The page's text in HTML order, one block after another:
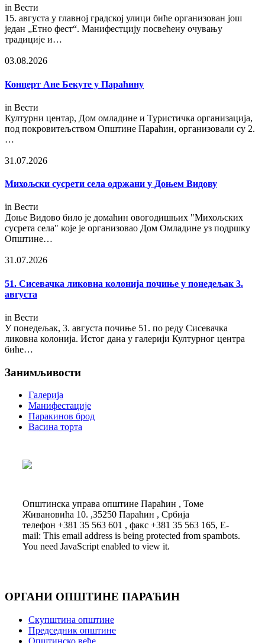
in Вести
15. августа у главној градској улици биће организован још
један „Етно фест“. Манифестцију посвећену очувању
традиције и…
03.08.2026
Концерт Ане Бекуте у Параћину
in Вести
Културни центар, Дом омладине и Туристичка организација,
под покровитељством Општине Параћин, организовали су 2.
…
31.07.2026
Михољски сусрети села одржани у Доњем Видову
in Вести
Доње Видово било је домаћин овогодишњих "Михољских
сусрета села" које је организовао Дом Омладине уз подршку
Општине…
31.07.2026
51. Сисевачка ликовна колонија почиње у понедељак 3.
августа
in Вести
У понедељак, 3. августа почиње 51. по реду Сисевачка
ликовна колонија. Истог дана у галерији Културног центра
биће…
Занимљивости
Галерија
Манифестације
Паракинов брод
Васина торта
Општинска управа општине Параћин , Томе
Живановића 10. ,35250 Параћин , Србија
телефон +381 35 563 601 , факс +381 35 563 165, E-
mail: This email address is being protected from spambots.
You need JavaScript enabled to view it.
ОРГАНИ ОПШТИНЕ ПАРАЋИН
Скупштина општине
Председник општине
Општинско веће